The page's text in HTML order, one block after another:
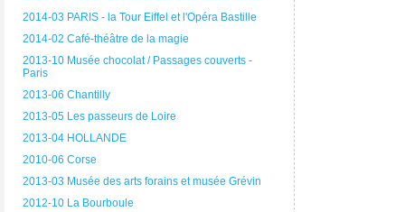
2014-03 PARIS - la Tour Eiffel et l'Opéra Bastille
2014-02 Café-théâtre de la magie
2013-10 Musée chocolat / Passages couverts -
Paris
2013-06 Chantilly
2013-05 Les passeurs de Loire
2013-04 HOLLANDE
2010-06 Corse
2013-03 Musée des arts forains et musée Grévin
2012-10 La Bourboule